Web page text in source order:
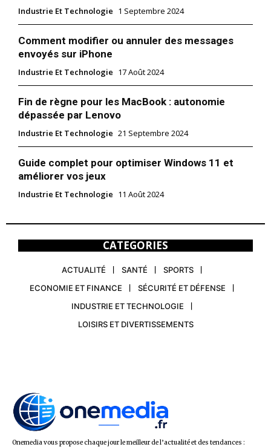
Industrie Et Technologie 1 Septembre 2024
Comment modifier ou annuler des messages
envoyés sur iPhone
Industrie Et Technologie 17 Août 2024
Fin de règne pour les MacBook : autonomie
dépassée par Lenovo
Industrie Et Technologie 21 Septembre 2024
Guide complet pour optimiser Windows 11 et
améliorer vos jeux
Industrie Et Technologie 11 Août 2024
CATEGORIES
ACTUALITÉ SANTÉ
SPORTS
ECONOMIE ET FINANCE
SÉCURITÉ ET DÉFENSE
INDUSTRIE ET TECHNOLOGIE
LOISIRS ET DIVERTISSEMENTS
Onemedia vous propose chaque jour le meilleur de l’actualité et des tendances :